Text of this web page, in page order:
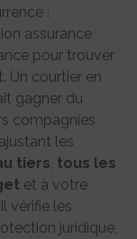
:
assurance
pour trouver
Un courtier en
gagner du
compagnies
les
tiers, tous les
et à votre
vérifie les
juridique,